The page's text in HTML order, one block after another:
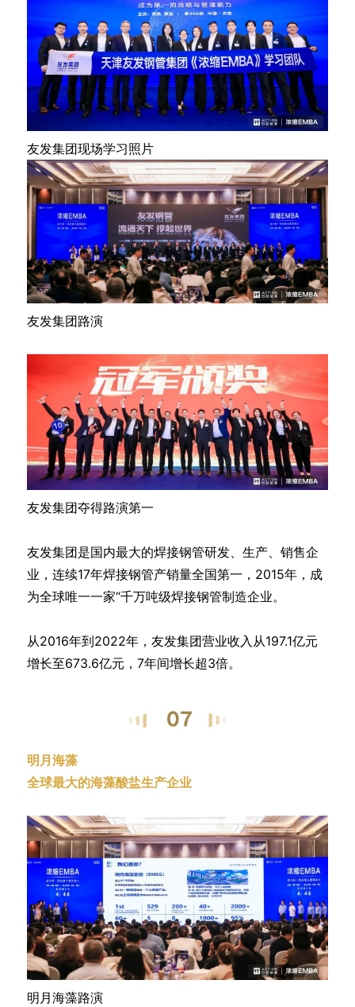
友发集团现场学习照片
友发集团路演
友发集团夺得路演第一
友发集团是国内最大的焊接钢管研发、生产、销售企
业，连续17年焊接钢管产销量全国第一，2015年，成
为全球唯一一家“千万吨级焊接钢管制造企业。
从2016年到2022年，友发集团营业收入从197.1亿元
增长至673.6亿元，7年间增长超3倍。
明月海藻
全球最大的海藻酸盐生产企业
明月海藻路演